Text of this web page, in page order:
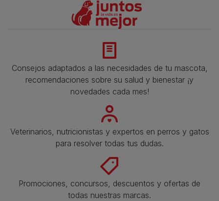
Consejos adaptados a las necesidades de tu mascota,
recomendaciones sobre su salud y bienestar ¡y
novedades cada mes!
Veterinarios, nutricionistas y expertos en perros y gatos
para resolver todas tus dudas.​
Promociones, concursos, descuentos y ofertas de
todas nuestras marcas.​